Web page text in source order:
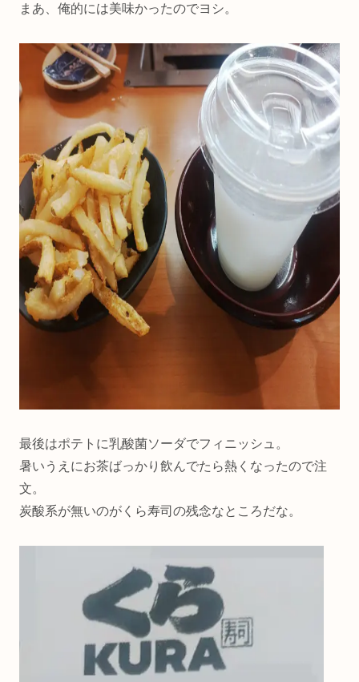
まあ、俺的には美味かったのでヨシ。
最後はポテトに乳酸菌ソーダでフィニッシュ。
暑いうえにお茶ばっかり飲んでたら熱くなったので注
文。
炭酸系が無いのがくら寿司の残念なところだな。